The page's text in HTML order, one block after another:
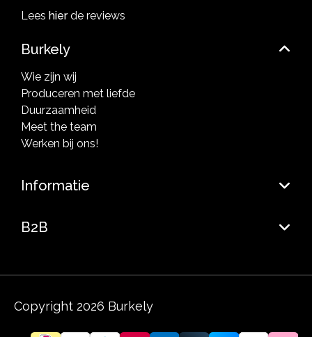
Lees hierde reviews
Burkely
Wie zijn wij
Produceren met liefde
Duurzaamheid
Meet the team
Werken bij ons!
Informatie
B2B
Copyright 2026 Burkely